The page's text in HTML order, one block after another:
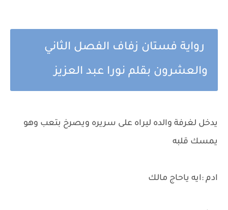
رواية فستان زفاف الفصل الثاني
والعشرون بقلم نورا عبد العزيز
يدخل لغرفة والده ليراه على سريره ويصرخ بتعب وهو
يمسك قلبه
ادم :ايه ياحاج مالك